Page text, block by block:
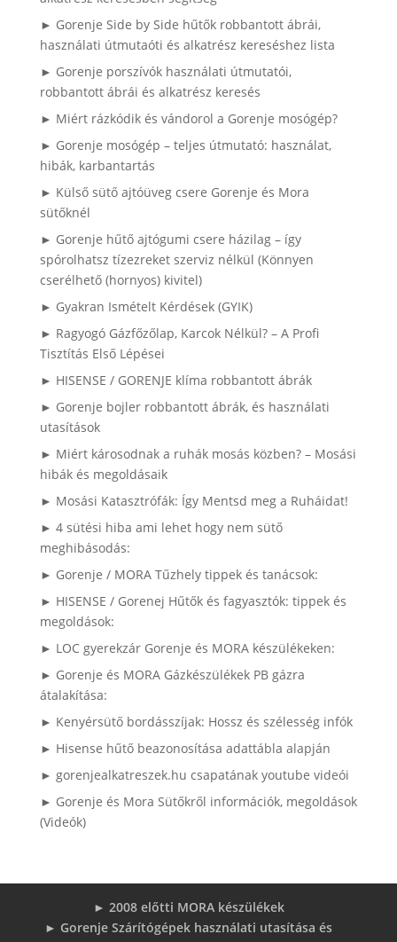
► Gorenje Side by Side hűtők robbantott ábrái,
használati útmutaóti és alkatrész kereséshez lista
► Gorenje porszívók használati útmutatói,
robbantott ábrái és alkatrész keresés
► Miért rázkódik és vándorol a Gorenje mosógép?
► Gorenje mosógép – teljes útmutató: használat,
hibák, karbantartás
► Külső sütő ajtóüveg csere Gorenje és Mora
sütőknél
► Gorenje hűtő ajtógumi csere házilag – így
spórolhatsz tízezreket szerviz nélkül (Könnyen
cserélhető (hornyos) kivitel)
► Gyakran Ismételt Kérdések (GYIK)
► Ragyogó Gázfőzőlap, Karcok Nélkül? – A Profi
Tisztítás Első Lépései
► HISENSE / GORENJE klíma robbantott ábrák
► Gorenje bojler robbantott ábrák, és használati
utasítások
► Miért károsodnak a ruhák mosás közben? – Mosási
hibák és megoldásaik
► Mosási Katasztrófák: Így Mentsd meg a Ruháidat!
► 4 sütési hiba ami lehet hogy nem sütő
meghibásodás:
► Gorenje / MORA Tűzhely tippek és tanácsok:
► HISENSE / Gorenej Hűtők és fagyasztók: tippek és
megoldások:
► LOC gyerekzár Gorenje és MORA készülékeken:
► Gorenje és MORA Gázkészülékek PB gázra
átalakítása:
► Kenyérsütő bordásszíjak: Hossz és szélesség infók
► Hisense hűtő beazonosítása adattábla alapján
► gorenjealkatreszek.hu csapatának youtube videói
► Gorenje és Mora Sütőkről információk, megoldások
(Videók)
► 2008 előtti MORA készülékek
► Gorenje Szárítógépek használati utasítása és